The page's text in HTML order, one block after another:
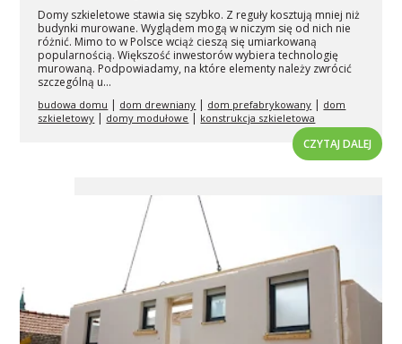
Domy szkieletowe stawia się szybko. Z reguły kosztują mniej niż
budynki murowane. Wyglądem mogą w niczym się od nich nie
różnić. Mimo to w Polsce wciąż cieszą się umiarkowaną
popularnością. Większość inwestorów wybiera technologię
murowaną. Podpowiadamy, na które elementy należy zwrócić
szczególną u...
budowa domu | dom drewniany | dom prefabrykowany | dom
szkieletowy | domy modułowe | konstrukcja szkieletowa
CZYTAJ DALEJ